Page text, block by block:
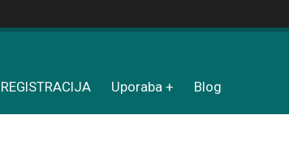
REGISTRACIJA Uporaba Blog